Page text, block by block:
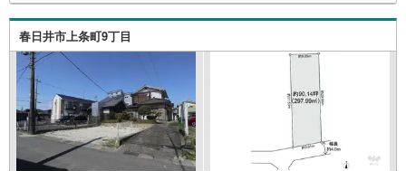
動産業者間で不動産情報が共有されているので、名古屋市
全域や、その他隣接エリアでもご内覧が可能です！ 【大曽
根営業所】○地下鉄名城線、JR中央線「大曽根」駅徒歩1分
○お子様が遊べるキッズスペースあり○定休日ございません
春日井市上条町9丁目